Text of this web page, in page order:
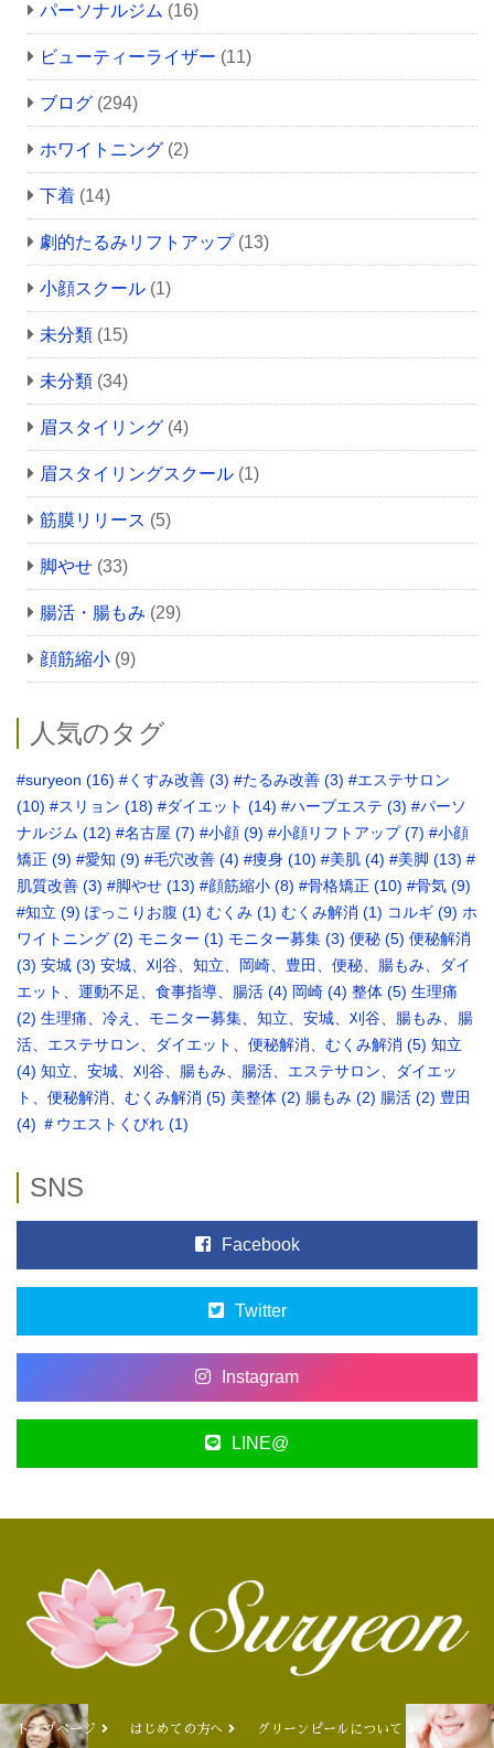
パーソナルジム (16)
ビューティーライザー (11)
ブログ (294)
ホワイトニング (2)
下着 (14)
劇的たるみリフトアップ(13)
小顔スクール (1)
未分類 (15)
未分類 (34)
眉スタイリング (4)
眉スタイリングスクール (1)
筋膜リリース (5)
脚やせ (33)
腸活・腸もみ (29)
顔筋縮小 (9)
人気のタグ
#suryeon (16) #くすみ改善 (3) #たるみ改善 (3) #エステサロン
(10) #スリョン (18) #ダイエット (14) #ハーブエステ (3) #パーソ
ナルジム (12) #名古屋 (7) #小顔 (9) #小顔リフトアップ(7) #小顔
矯正 (9) #愛知 (9) #毛穴改善 (4) #痩身 (10) #美肌 (4) #美脚 (13) #
肌質改善 (3) #脚やせ (13) #顔筋縮小 (8) #骨格矯正‬ (10) #骨気 (9)
‪#知立 (9) ぽっこりお腹 (1) むくみ (1) むくみ解消 (1) コルギ (9) ホ
ワイトニング (2) モニター (1) モニター募集 (3) 便秘 (5) 便秘解消
(3) 安城 (3) 安城、刈谷、知立、岡崎、豊田、便秘、腸もみ、ダイ
エット、運動不足、食事指導、腸活 (4) 岡崎 (4) 整体 (5) 生理痛
(2) 生理痛、冷え、モニター募集、知立、安城、刈谷、腸もみ、腸
活、エステサロン、ダイエット、便秘解消、むくみ解消 (5) 知立
(4) 知立、安城、刈谷、腸もみ、腸活、エステサロン、ダイエッ
ト、便秘解消、むくみ解消 (5) 美整体 (2) 腸もみ (2) 腸活 (2) 豊田
(4) ＃ウエストくびれ (1)
SNS
Facebook
Twitter
Instagram
LINE@
トップページ はじめての方へ グリーンピールについて